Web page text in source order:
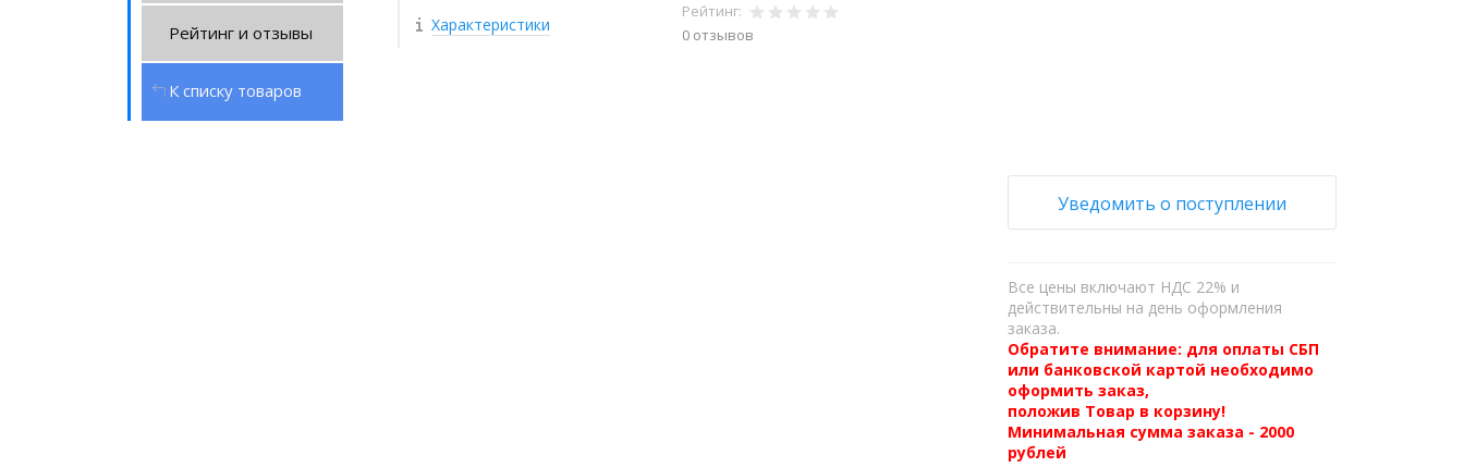
Рейтинг и отзывы
К списку товаров
Характеристики
Рейтинг:
0 отзывов
Уведомить о поступлении
Все цены включают НДС 22% и
действительны на день оформления
заказа.
Обратите внимание: для оплаты СБП
или банковской картой необходимо
оформить заказ,
положив Товар в корзину!
Минимальная сумма заказа - 2000
рублей